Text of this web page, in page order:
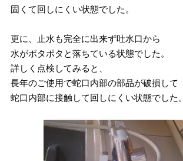
固くて回しにくい状態でした。
更に、止水も完全に出来ず吐水口から
水がポタポタと落ちている状態でした。
詳しく点検してみると、
長年のご使用で蛇口内部の部品が破損して
蛇口内部に接触して回しにくい状態でした。